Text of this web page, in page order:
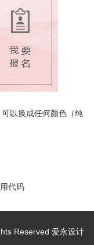
以换成任何颜色（纯
代码
Reserved 爱永设计